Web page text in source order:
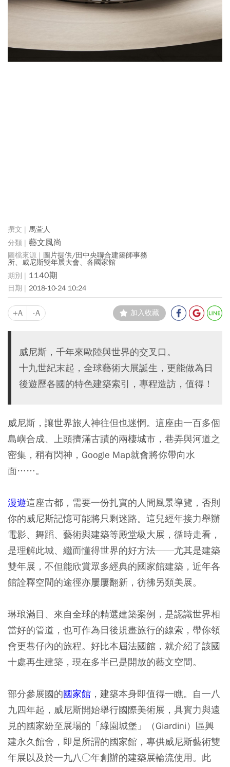
馬萱人
藝文風尚
圖片提供/田中央聯合建築師事務
所、威尼斯雙年展大會、各國家館
1140期
2018-10-24 10:24
+A -A 加入收藏
威尼斯，千年來歐陸與世界的交叉口。
十九世紀末起，全球藝術大展誕生，更能做為日
後遊歷各國的特色建築索引，專程造訪，值得！
威尼斯 ，讓世界旅人神往但也迷惘。這座由一百多個
島嶼合成、上頭擠滿古蹟的兩棲城市，巷弄與河道之
密集，稍有閃神，Google Map就會將你帶向水
面……。
漫遊這座古都 ，需要一份扎實的人間風景導覽，否則
你的威尼斯記憶可能將只剩迷路。這兒經年接力舉辦
電影、舞蹈、藝術與建築等殿堂級大展，循時走看，
是理解此城、繼而懂得世界的好方法——尤其是建築
雙年展，不但能欣賞眾多經典的國家館建築，近年各
館詮釋空間的途徑亦屢屢翻新，彷彿另類美展。
琳琅滿目、來自全球的精選建築案例，是認識世界相
當好的管道，也可作為日後規畫旅行的線索，帶你領
會更巷仔內的旅程。好比本屆法國館，就介紹了該國
十處再生建築，現在多半已是開放的藝文空間。
部分參展國的國家館 ，建築本身即值得一瞧。自一八
九四年起，威尼斯開始舉行國際美術展，具實力與遠
見的國家紛至展場的「綠園城堡」（Giardini）區興
建永久館舍，即是所謂的國家館，專供威尼斯藝術雙
年展以及於一九八○年創辦的建築展輪流使用。此